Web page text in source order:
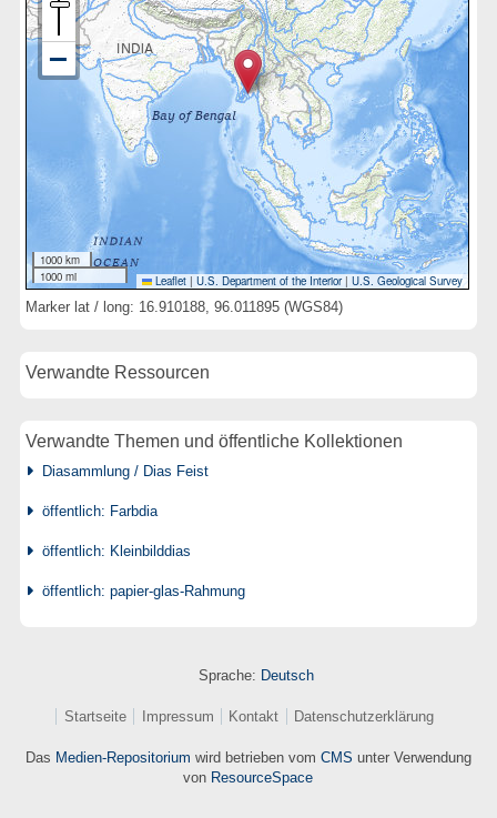
1000 km
1000 mi
Leaflet | U.S. Department of the Interior|U.S. Geological Survey
Marker lat / long: 16.910188, 96.011895 (WGS84)
Verwandte Ressourcen
Verwandte Themen und öffentliche Kollektionen
Diasammlung / Dias Feist
öffentlich: Farbdia
öffentlich: Kleinbilddias
öffentlich: papier-glas-Rahmung
Sprache: Deutsch
Startseite Impressum Kontakt Datenschutzerklärung
Das Medien-Repositorium wird betrieben vom CMS unter Verwendung
von ResourceSpace